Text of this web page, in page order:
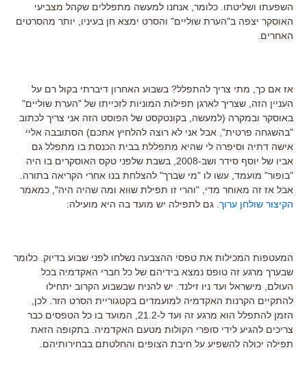
השפעתו ושליטתו. כלומר, אנחנו למעשה מתפללים שקהל מצביעי
האוסקר יצפה ב"הערת שוליים" והסרט ימצא חן בעיניו, יותר מהסרטים
האחרים.
אז אם כך, מתי צריך להתפלל? בשבוע האחרון דיברתי בקול רם על
העניין הזה, שצריך לארגן תפילות המוניות לזכייתו של "הערת שוליים"
באוסקר ובמקרה (למעשה, בקונטקסט של הפוסט הזה אני צריך לכתוב
"בהשגחה פרטית", אבל אני לא רוצה להלחיץ אתכם) הסתובבה אליי
אישה דתיה וסיפרה לי שהיא מתפללת בבית הכנסת בו מתפלל גם
אביו של יוסף סידר ושב-2008, בשבת שלפני טקס האוסקרים בו היה
"בופור" מועמד, עשו לו "מי שברך" להצלחת בנו אחרי הקריאה בתורה.
אבל אז זה מאוחר מדי, "והרי זו תפילת שווא ומה שהיה היה", כמאמר
הקיצור שולחן ערוך . גם לתפילה יש מועד בה היא מועילה:
המעטפות המכילות את טפסי ההצבעה נשלחו לפני שבוע בדיוק. כלומר
שבערך מרגע זה טופס נמצא בידיהם של כל חברי האקדמיה בכל
העולם, מישראל ועד ניו זילנד. יש להניח שבשבוע הקרוב יתחילו
להתקיים הקרנות האקדמיה למועמדים בקטגוריית הסרט הזר. לכן,
הזמן להתפלל הוא מרגע זה ועד ל-21.2, המועד בו כל הטפסים כבר
צריכים להגיע לידי סופרי הקולות מטעם האקדמיה. בתקופה הזאת
תפילה יכולה להשפיע על חיבת הצופים והחלטתם בבחירותיהם.